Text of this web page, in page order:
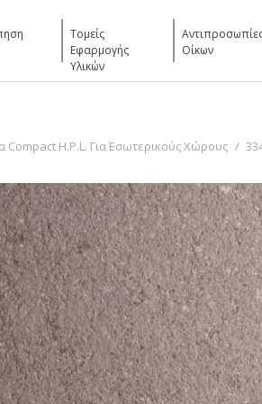
Τομείς
Εφαρμογής
Υλικών
Οίκων
Compact H.P.L. Για Εσωτερικούς Χώρους